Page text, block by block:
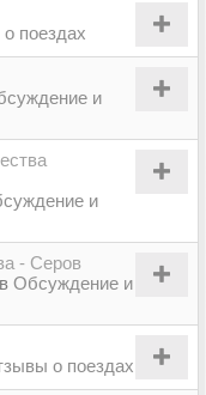
поездах
и
и
- Серов
в Обсуждение и
о поездах